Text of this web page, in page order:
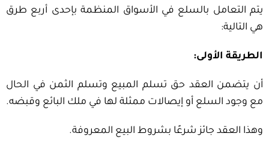
يتم التعامل بالسلع في الأسواق المنظمة بإحدى أربع طرق
هي التالية:
الطريقة الأولى:
أن يتضمن العقد حق تسلم المبيع وتسلم الثمن في الحال
مع وجود السلع أو إيصالات ممثلة لها في ملك البائع وقبضه.
وهذا العقد جائز شرعًا بشروط البيع المعروفة.